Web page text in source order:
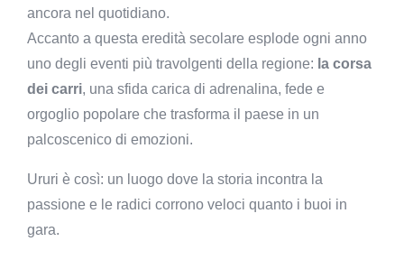
ancora nel quotidiano.
Accanto a questa eredità secolare esplode ogni anno
uno degli eventi più travolgenti della regione: la corsa
dei carri, una sfida carica di adrenalina, fede e
orgoglio popolare che trasforma il paese in un
palcoscenico di emozioni.
Ururi è così: un luogo dove la storia incontra la
passione e le radici corrono veloci quanto i buoi in
gara.